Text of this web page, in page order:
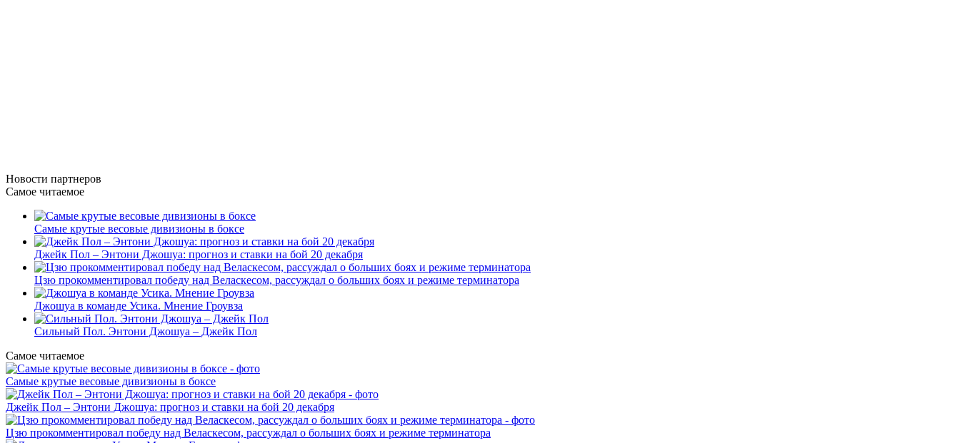
Новости партнеров
Самое читаемое
Самые крутые весовые дивизионы в боксе
Джейк Пол – Энтони Джошуа: прогноз и ставки на бой 20 декабря
Цзю прокомментировал победу над Веласкесом, рассуждал о больших боях и режиме терминатора
Джошуа в команде Усика. Мнение Гроувза
Сильный Пол. Энтони Джошуа – Джейк Пол
Самое читаемое
Самые крутые весовые дивизионы в боксе
Джейк Пол – Энтони Джошуа: прогноз и ставки на бой 20 декабря
Цзю прокомментировал победу над Веласкесом, рассуждал о больших боях и режиме терминатора